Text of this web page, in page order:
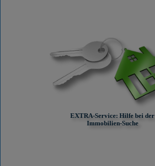
EXTRA-Service: Hilfe bei der
Immobilien-Suche